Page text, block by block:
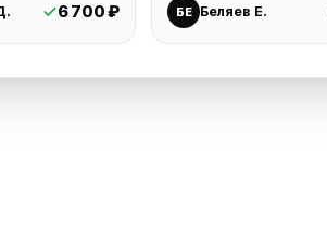
6 700 ₽ БЕ Беляев Е.